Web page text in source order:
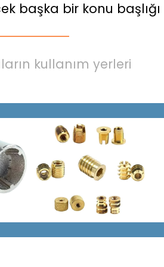
başka bir konu başlığı
kullanım yerleri